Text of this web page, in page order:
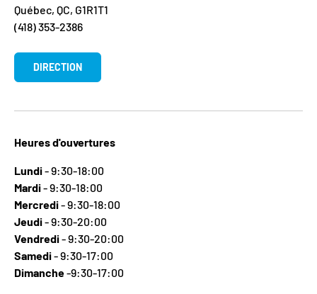
Québec, QC, G1R1T1
(418) 353-2386
DIRECTION
Heures d'ouvertures
Lundi- 9:30-18:00
Mardi- 9:30-18:00
Mercredi- 9:30-18:00
Jeudi- 9:30-20:00
Vendredi- 9:30-20:00
Samedi- 9:30-17:00
Dimanche-9:30-17:00